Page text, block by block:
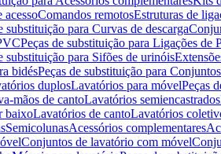
acessoComandos remotosEstruturas de
substituição para Curvas de descarga
Peças de substituição para Ligações de
substituição para Sifões de urinóis
bidésPeças de substituição para
duplosLavatórios para móvelPeças
mãos de cantoLavatórios semiencastrados
baixoLavatórios de cantoLavatórios
SemicolunasAcessórios complementares
Conjuntos de lavatório com móvel